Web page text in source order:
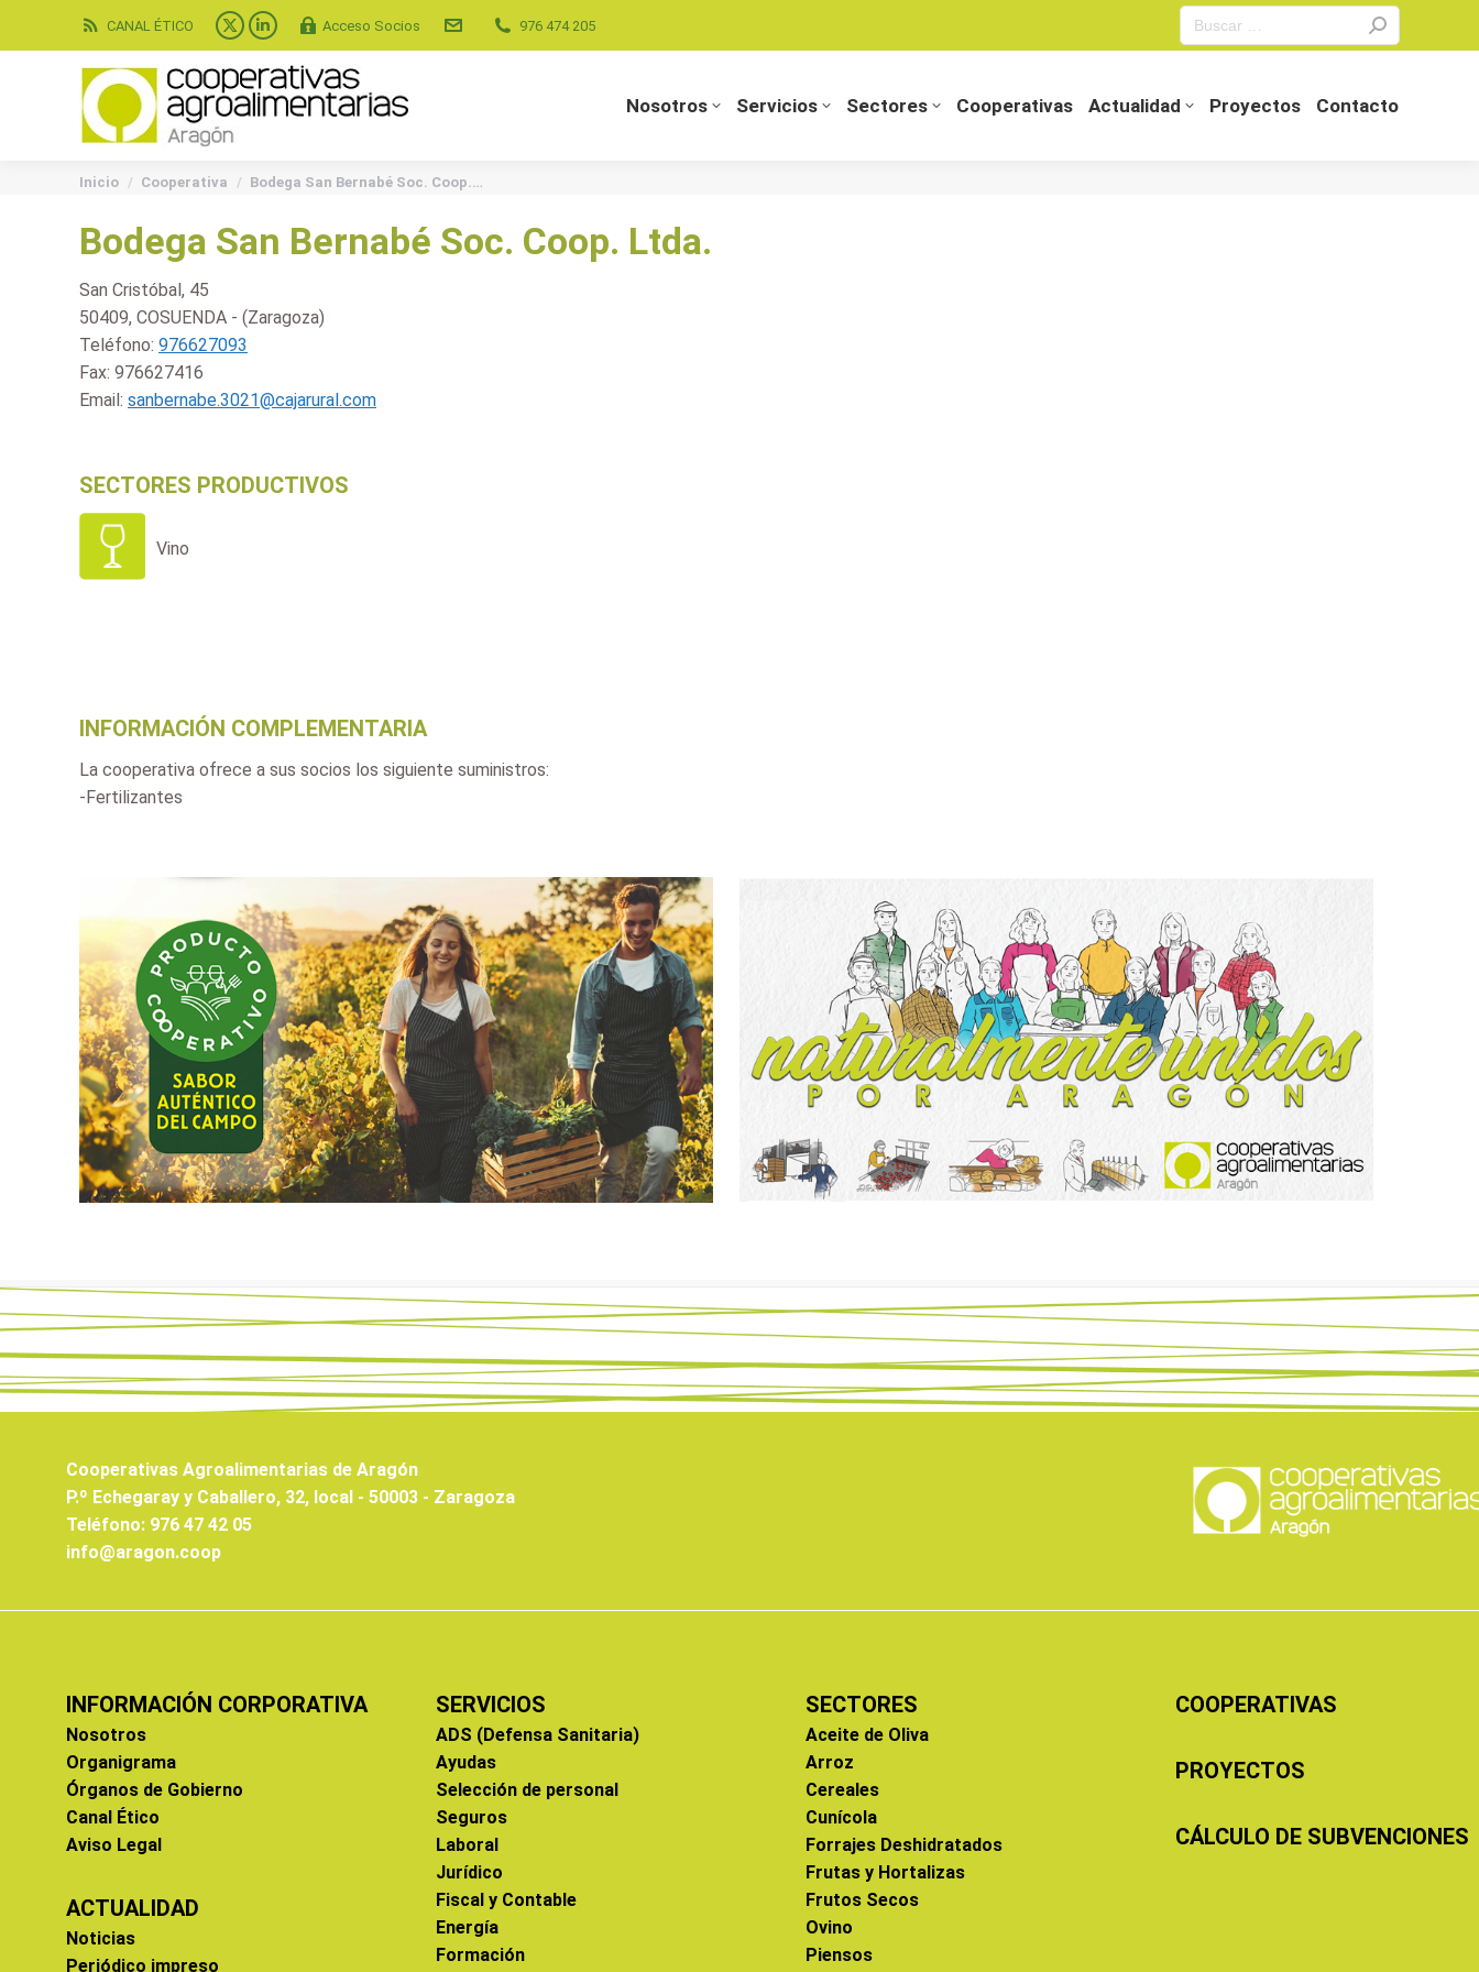
CANAL ÉTICO
X
page
opens
window
Linkedin
page
opens
window
Acceso Socios 976 474 205
Search:
Nosotros Servicios Sectores Cooperativas Actualidad Proyectos Contacto
You are here:
Inicio Cooperativa Bodega San Bernabé Soc. Coop.…
Bodega San Bernabé Soc. Coop. Ltda.
San Cristóbal, 45
50409, COSUENDA - (Zaragoza)
Teléfono: 976627093
Fax: 976627416
Email: sanbernabe.3021@cajarural.com
SECTORES PRODUCTIVOS
Vino
INFORMACIÓN COMPLEMENTARIA
La cooperativa ofrece a sus socios los siguiente suministros:
-Fertilizantes
Cooperativas Agroalimentarias de Aragón
P.º Echegaray y Caballero, 32, local - 50003 - Zaragoza
Teléfono: 976 47 42 05
info@aragon.coop
INFORMACIÓN CORPORATIVA
Nosotros
Organigrama
Órganos de Gobierno
Canal Ético
Aviso Legal
ACTUALIDAD
Noticias
Periódico impreso
SERVICIOS
ADS (Defensa Sanitaria)
Ayudas
Selección de personal
Seguros
Laboral
Jurídico
Fiscal y Contable
Energía
Formación
SECTORES
Aceite de Oliva
Arroz
Cereales
Cunícola
Forrajes Deshidratados
Frutas y Hortalizas
Frutos Secos
Ovino
Piensos
COOPERATIVAS
PROYECTOS
CÁLCULO DE SUBVENCIONES
Actualidad Proyectos Contacto